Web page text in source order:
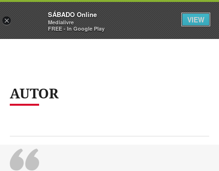
Sábado Assine Iniciar Sessão
AUTOR
×
SÁBADO Online
Medialivre
FREE - In Google Play
VIEW